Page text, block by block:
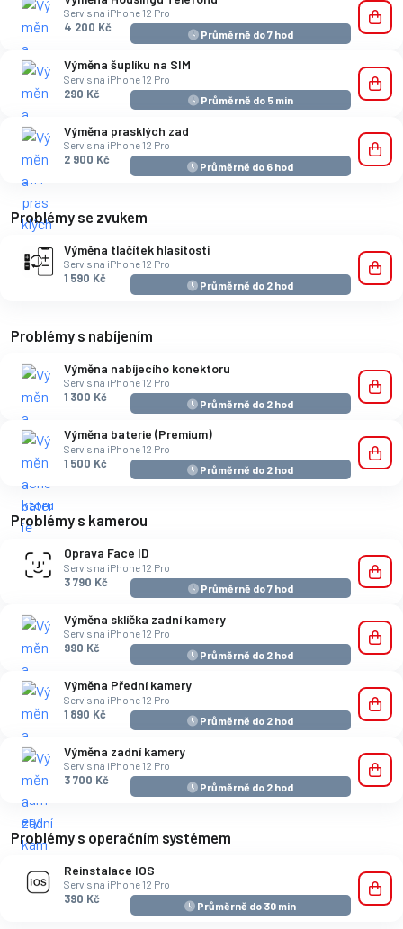
Servis na iPhone 12 Pro
4 200 Kč
Průměrně do 7 hod
Výměna šuplíku na SIM
Servis na iPhone 12 Pro
290 Kč
Průměrně do 5 min
Výměna prasklých zad
Servis na iPhone 12 Pro
2 900 Kč
Průměrně do 6 hod
Problémy se zvukem
Výměna tlačítek hlasitosti
Servis na iPhone 12 Pro
1 590 Kč
Průměrně do 2 hod
Problémy s nabíjením
Výměna nabíjecího konektoru
Servis na iPhone 12 Pro
1 300 Kč
Průměrně do 2 hod
Výměna baterie (Premium)
Servis na iPhone 12 Pro
1 500 Kč
Průměrně do 2 hod
Problémy s kamerou
Oprava Face ID
Servis na iPhone 12 Pro
3 790 Kč
Průměrně do 7 hod
Výměna sklíčka zadní kamery
Servis na iPhone 12 Pro
990 Kč
Průměrně do 2 hod
Výměna Přední kamery
Servis na iPhone 12 Pro
1 890 Kč
Průměrně do 2 hod
Výměna zadní kamery
Servis na iPhone 12 Pro
3 700 Kč
Průměrně do 2 hod
Problémy s operačním systémem
Reinstalace IOS
Servis na iPhone 12 Pro
390 Kč
Průměrně do 30 min